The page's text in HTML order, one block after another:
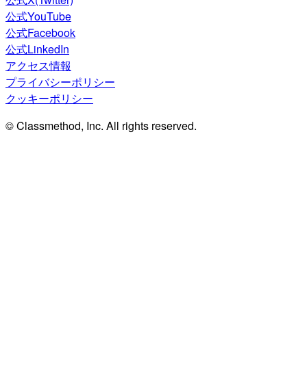
公式YouTube
公式Facebook
公式LinkedIn
アクセス情報
プライバシーポリシー
クッキーポリシー
© Classmethod, Inc. All rights reserved.